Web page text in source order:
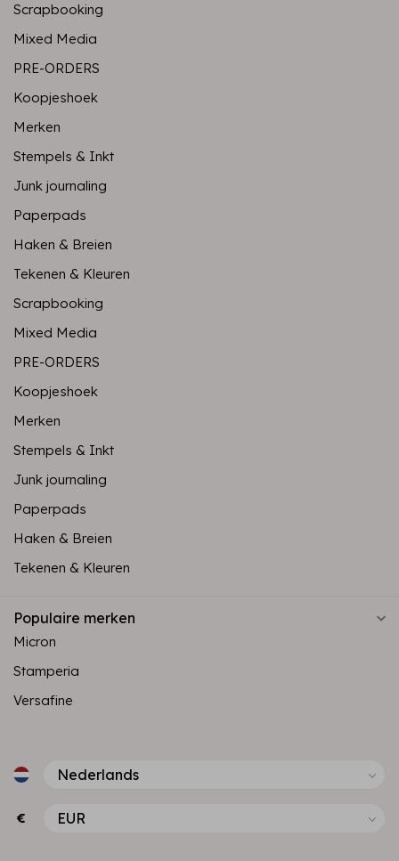
Scrapbooking
Mixed Media
PRE-ORDERS
Koopjeshoek
Merken
Stempels & Inkt
Junk journaling
Paperpads
Haken & Breien
Tekenen & Kleuren
Scrapbooking
Mixed Media
PRE-ORDERS
Koopjeshoek
Merken
Stempels & Inkt
Junk journaling
Paperpads
Haken & Breien
Tekenen & Kleuren
Populaire merken
Micron
Stamperia
Versafine
€